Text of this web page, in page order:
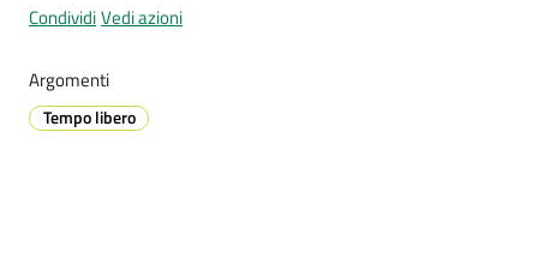
Prenotazione
appuntamenti
CondividiVedi azioni
Argomenti
Tempo libero